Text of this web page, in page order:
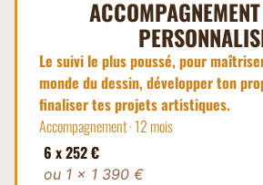
Le suivi le plus poussé, pour
monde du dessin, développer ton
finaliser tes projets artistiques.
Accompagnement · 12 mois
6 x 252 €
ou 1 × 1 390 €